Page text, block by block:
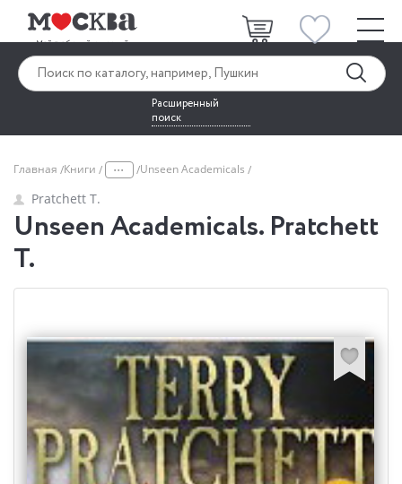
Расширенный
поиск
Главная Книги ... Unseen Academicals
Pratchett T.
Unseen Academicals. Pratchett
T.